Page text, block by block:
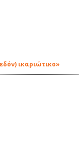
ικαριώτικο»